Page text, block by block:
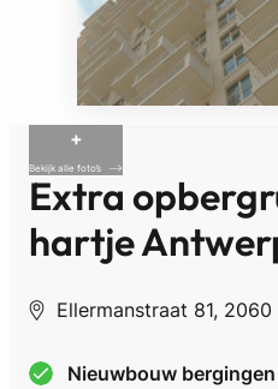
+
Bekijk alle foto’s
Extra
hartje
Ellermanstraat 81,
Nieuwbouw bergingen